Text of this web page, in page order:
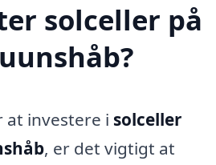
solceller på
at investere i solceller
, er det vigtigt at